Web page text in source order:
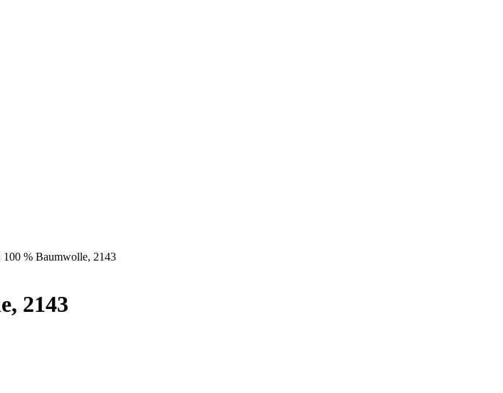
100 % Baumwolle, 2143
2143